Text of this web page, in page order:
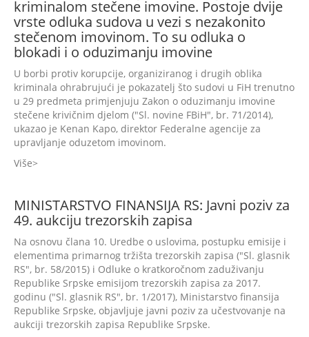
kriminalom stečene imovine. Postoje dvije
vrste odluka sudova u vezi s nezakonito
stečenom imovinom. To su odluka o
blokadi i o oduzimanju imovine
U borbi protiv korupcije, organiziranog i drugih oblika
kriminala ohrabrujući je pokazatelj što sudovi u FiH trenutno
u 29 predmeta primjenjuju Zakon o oduzimanju imovine
stečene krivičnim djelom ("Sl. novine FBiH", br. 71/2014),
ukazao je Kenan Kapo, direktor Federalne agencije za
upravljanje oduzetom imovinom.
Više
MINISTARSTVO FINANSIJA RS: Javni poziv za
49. aukciju trezorskih zapisa
Na osnovu člana 10. Uredbe o uslovima, postupku emisije i
elementima primarnog tržišta trezorskih zapisa ("Sl. glasnik
RS", br. 58/2015) i Odluke o kratkoročnom zaduživanju
Republike Srpske emisijom trezorskih zapisa za 2017.
godinu ("Sl. glasnik RS", br. 1/2017), Ministarstvo finansija
Republike Srpske, objavljuje javni poziv za učestvovanje na
aukciji trezorskih zapisa Republike Srpske.